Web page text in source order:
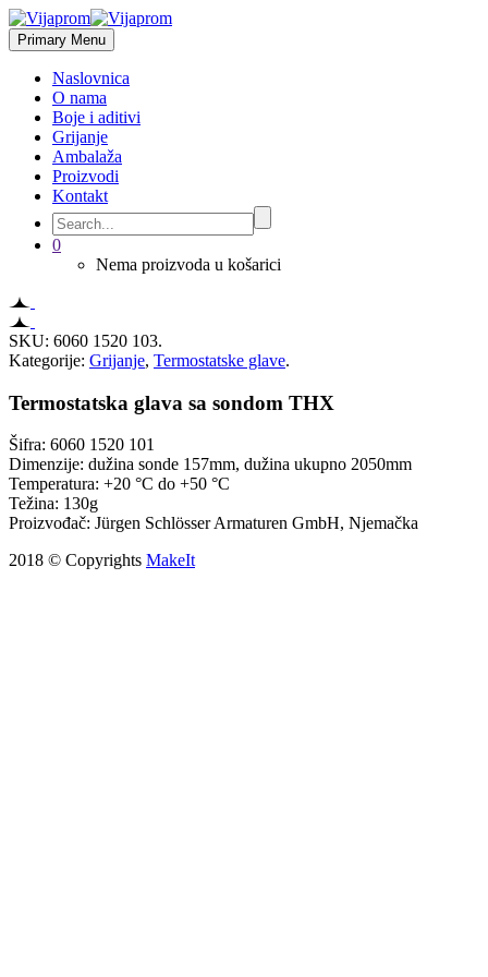
Primary Menu
Naslovnica
O nama
Boje i aditivi
Grijanje
Ambalaža
Proizvodi
Kontakt
0
Nema proizvoda u košarici
SKU: 6060 1520 103.
Kategorije: Grijanje, Termostatske glave.
Termostatska glava sa sondom THX
Šifra: 6060 1520 101
Dimenzije: dužina sonde 157mm, dužina ukupno 2050mm
Temperatura: +20 °C do +50 °C
Težina: 130g
Proizvođač: Jürgen Schlösser Armaturen GmbH, Njemačka
2018 © Copyrights MakeIt